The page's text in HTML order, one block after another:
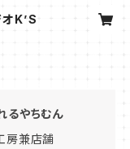
K’S
るやちむん
房兼店舗